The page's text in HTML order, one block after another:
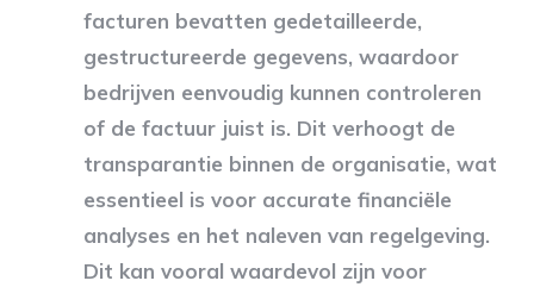
facturen bevatten gedetailleerde,
gestructureerde gegevens, waardoor
bedrijven eenvoudig kunnen controleren
of de factuur juist is. Dit verhoogt de
transparantie binnen de organisatie, wat
essentieel is voor accurate financiële
analyses en het naleven van regelgeving.
Dit kan vooral waardevol zijn voor